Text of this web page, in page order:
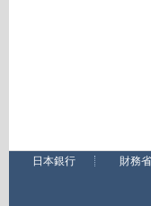
日本銀行 財務省